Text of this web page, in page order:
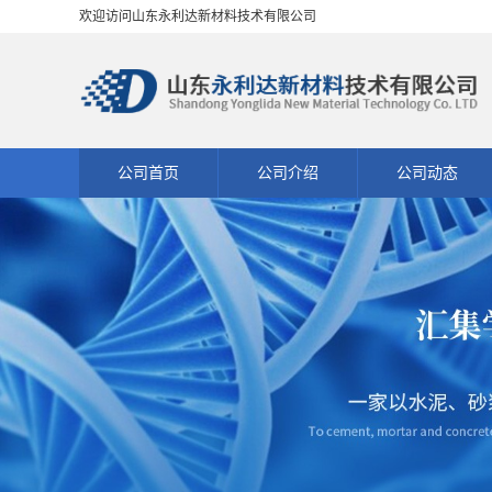
欢迎访问山东永利达新材料技术有限公司
公司首页 公司介绍 公司动态